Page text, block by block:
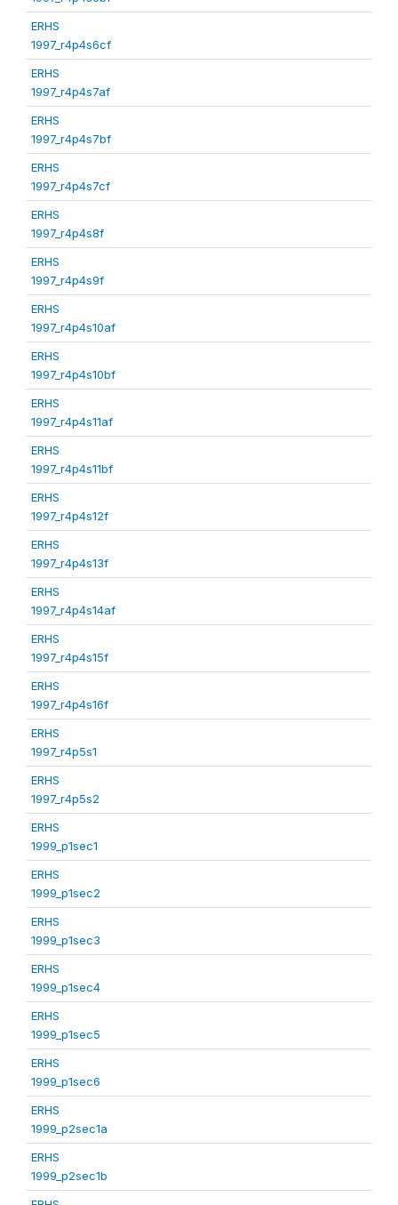
ERHS
1997_r4p4s6cf
ERHS
1997_r4p4s7af
ERHS
1997_r4p4s7bf
ERHS
1997_r4p4s7cf
ERHS
1997_r4p4s8f
ERHS
1997_r4p4s9f
ERHS
1997_r4p4s10af
ERHS
1997_r4p4s10bf
ERHS
1997_r4p4s11af
ERHS
1997_r4p4s11bf
ERHS
1997_r4p4s12f
ERHS
1997_r4p4s13f
ERHS
1997_r4p4s14af
ERHS
1997_r4p4s15f
ERHS
1997_r4p4s16f
ERHS
1997_r4p5s1
ERHS
1997_r4p5s2
ERHS
1999_p1sec1
ERHS
1999_p1sec2
ERHS
1999_p1sec3
ERHS
1999_p1sec4
ERHS
1999_p1sec5
ERHS
1999_p1sec6
ERHS
1999_p2sec1a
ERHS
1999_p2sec1b